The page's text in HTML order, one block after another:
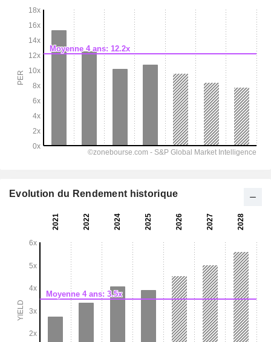
Evolution du Rendement historique